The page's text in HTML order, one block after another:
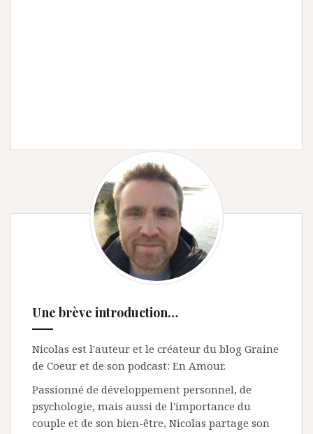
Une brève introduction…
Nicolas est l'auteur et le créateur du blog Graine
de Coeur et de son podcast: En Amour.
Passionné de développement personnel, de
psychologie, mais aussi de l'importance du
couple et de son bien-être, Nicolas partage son